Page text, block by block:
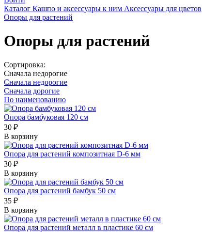
Каталог Кашпо и аксессуары к ним Аксессуары для цветов
Опоры для растений
Опоры для растений
Сортировка:
Сначала недорогие
Сначала недорогие
Сначала дорогие
По наименованию
Опора бамбуковая 120 см
30 ₽
В корзину
Опора для растений композитная D-6 мм
30 ₽
В корзину
Опора для растений бамбук 50 см
35 ₽
В корзину
Опора для растений металл в пластике 60 см